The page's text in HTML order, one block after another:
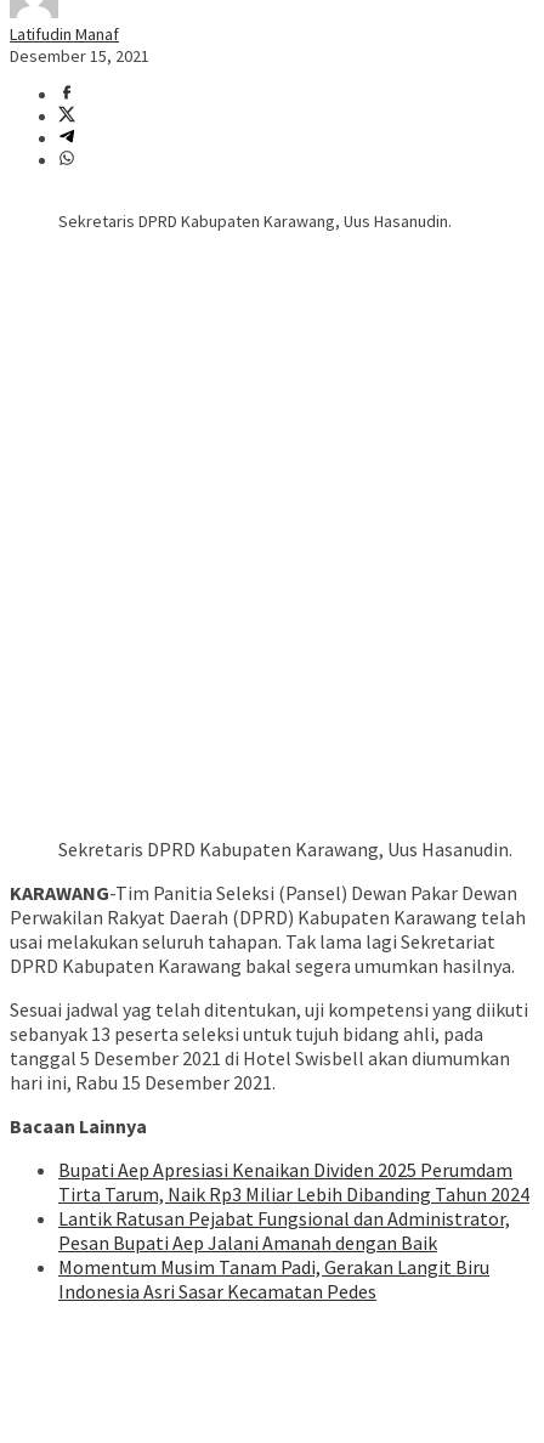
Latifudin Manaf
Desember 15, 2021
Sekretaris DPRD Kabupaten Karawang, Uus Hasanudin.
Sekretaris DPRD Kabupaten Karawang, Uus Hasanudin.
KARAWANG-Tim Panitia Seleksi (Pansel) Dewan Pakar Dewan
Perwakilan Rakyat Daerah (DPRD) Kabupaten Karawang telah
usai melakukan seluruh tahapan. Tak lama lagi Sekretariat
DPRD Kabupaten Karawang bakal segera umumkan hasilnya.
Sesuai jadwal yag telah ditentukan, uji kompetensi yang diikuti
sebanyak 13 peserta seleksi untuk tujuh bidang ahli, pada
tanggal 5 Desember 2021 di Hotel Swisbell akan diumumkan
hari ini, Rabu 15 Desember 2021.
Bacaan Lainnya
Bupati Aep Apresiasi Kenaikan Dividen 2025 Perumdam
Tirta Tarum, Naik Rp3 Miliar Lebih Dibanding Tahun 2024
Lantik Ratusan Pejabat Fungsional dan Administrator,
Pesan Bupati Aep Jalani Amanah dengan Baik
Momentum Musim Tanam Padi, Gerakan Langit Biru
Indonesia Asri Sasar Kecamatan Pedes